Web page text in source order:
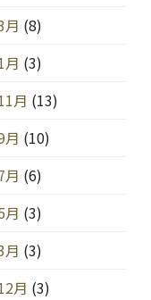
月 (8)
月 (3)
月 (13)
月 (10)
月 (6)
月 (3)
月 (3)
月 (3)